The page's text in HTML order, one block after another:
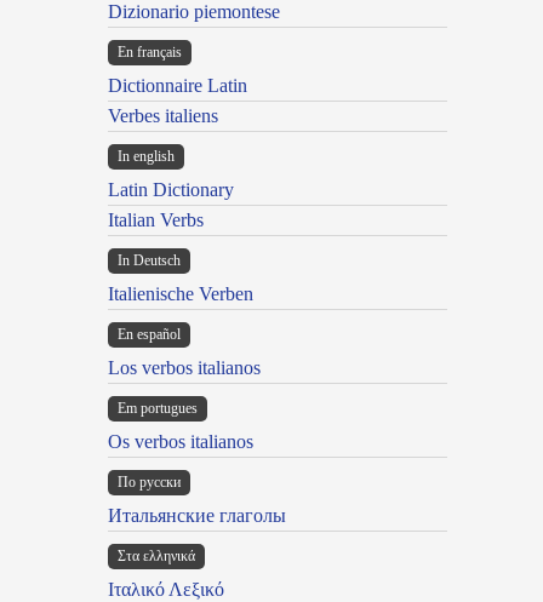
Dizionario piemontese
En français
Dictionnaire Latin
Verbes italiens
In english
Latin Dictionary
Italian Verbs
In Deutsch
Italienische Verben
En español
Los verbos italianos
Em portugues
Os verbos italianos
По русски
Итальянские глаголы
Στα ελληνικά
Ιταλικό Λεξικό